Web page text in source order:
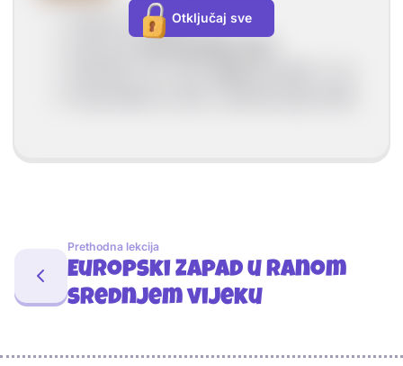
Trgovac iz MekeOtključaj sve
Prethodna lekcija
Europski Zapad u ranom
srednjem vijeku